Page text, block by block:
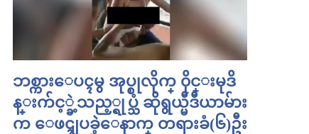
ဘစ္ကားေပၚမွ အုပ္စုလိုက္ ၀ိုင္းမုဒိ
န္းက်င့္ခဲ့သည့္ရုပ္သံ ဆိုရွယ္မီဒီယာမ်ား
က ေဖၚျပခဲ့ေနာက္ တရားခံ(၆)ဦး